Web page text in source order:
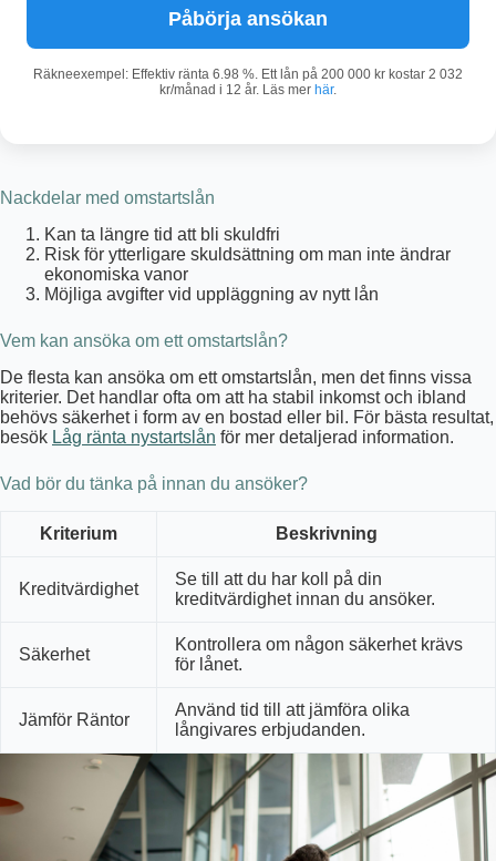
Påbörja ansökan
Räkneexempel: Effektiv ränta 6.98 %. Ett lån på 200 000 kr kostar 2 032
kr/månad i 12 år. Läs mer här.
Nackdelar med omstartslån
Kan ta längre tid att bli skuldfri
Risk för ytterligare skuldsättning om man inte ändrar
ekonomiska vanor
Möjliga avgifter vid uppläggning av nytt lån
Vem kan ansöka om ett omstartslån?
De flesta kan ansöka om ett omstartslån, men det finns vissa
kriterier. Det handlar ofta om att ha stabil inkomst och ibland
behövs säkerhet i form av en bostad eller bil. För bästa resultat,
besök Låg ränta nystartslån för mer detaljerad information.
Vad bör du tänka på innan du ansöker?
Kriterium Beskrivning
Kreditvärdighet
Se till att du har koll på din
kreditvärdighet innan du ansöker.
Säkerhet
Kontrollera om någon säkerhet krävs
för lånet.
Jämför Räntor
Använd tid till att jämföra olika
långivares erbjudanden.